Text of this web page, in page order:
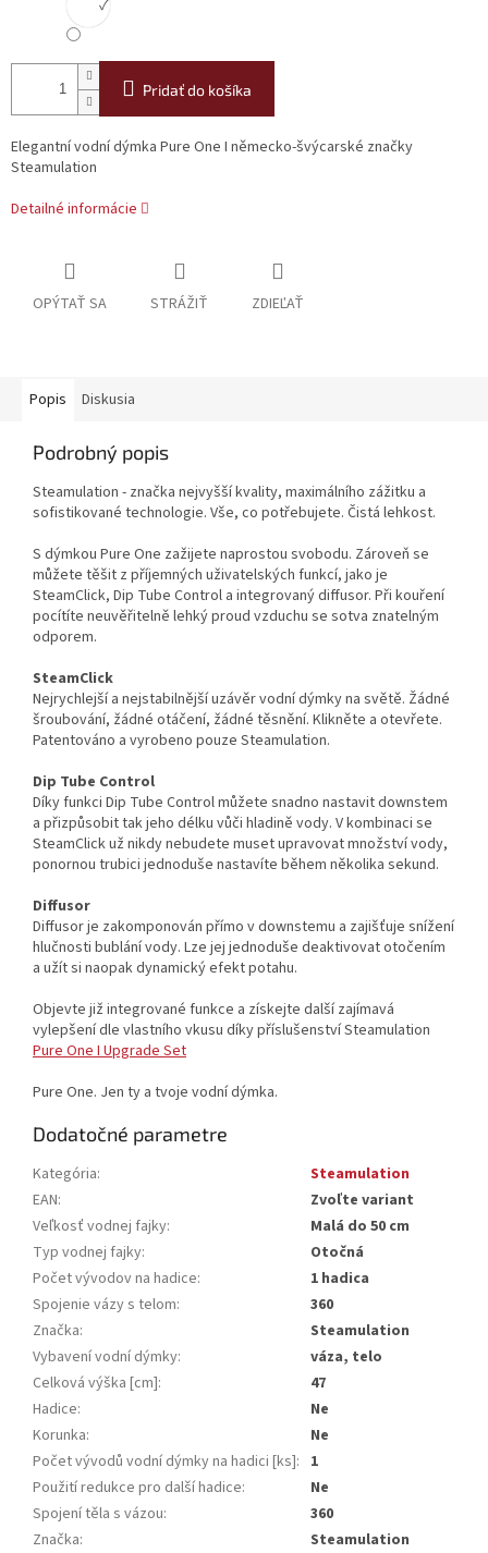
✓
Pridať do košíka
Elegantní vodní dýmka Pure One I německo-švýcarské značky
Steamulation
Detailné informácie
OPÝTAŤ SA STRÁŽIŤ ZDIEĽAŤ
Popis Diskusia
Podrobný popis
Steamulation - značka nejvyšší kvality, maximálního zážitku a
sofistikované technologie. Vše, co potřebujete. Čistá lehkost.
S dýmkou Pure One zažijete naprostou svobodu. Zároveň se
můžete těšit z příjemných uživatelských funkcí, jako je
SteamClick, Dip Tube Control a integrovaný diffusor. Při kouření
pocítíte neuvěřitelně lehký proud vzduchu se sotva znatelným
odporem.
SteamClick
Nejrychlejší a nejstabilnější uzávěr vodní dýmky na světě. Žádné
šroubování, žádné otáčení, žádné těsnění. Klikněte a otevřete.
Patentováno a vyrobeno pouze Steamulation.
Dip Tube Control
Díky funkci Dip Tube Control můžete snadno nastavit downstem
a přizpůsobit tak jeho délku vůči hladině vody. V kombinaci se
SteamClick už nikdy nebudete muset upravovat množství vody,
ponornou trubici jednoduše nastavíte během několika sekund.
Diffusor
Diffusor je zakomponován přímo v downstemu a zajišťuje snížení
hlučnosti bublání vody. Lze jej jednoduše deaktivovat otočením
a užít si naopak dynamický efekt potahu.
Objevte již integrované funkce a získejte další zajímavá
vylepšení dle vlastního vkusu díky příslušenství Steamulation
Pure One I Upgrade Set
Pure One. Jen ty a tvoje vodní dýmka.
Dodatočné parametre
Kategória:
Steamulation
EAN:
Zvoľte variant
Veľkosť vodnej fajky:
Malá do 50 cm
Typ vodnej fajky:
Otočná
Počet vývodov na hadice:
1 hadica
Spojenie vázy s telom:
360
Značka:
Steamulation
Vybavení vodní dýmky:
váza, telo
Celková výška [cm]:
47
Hadice:
Ne
Korunka:
Ne
Počet vývodů vodní dýmky na hadici [ks]: 1
Použití redukce pro další hadice:
Ne
Spojení těla s vázou:
360
Značka:
Steamulation